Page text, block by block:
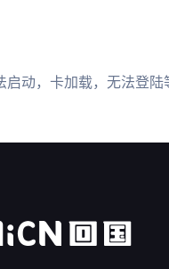
载，无法登陆等问题的高效解决方案，助玩家